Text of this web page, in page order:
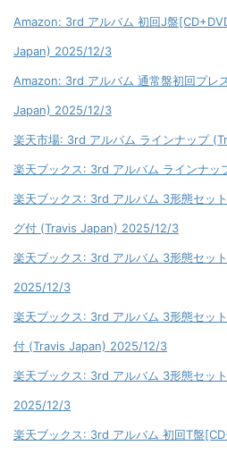
Amazon: 3rd アルバム 初回J盤
Japan) 2025/12/3
Amazon: 3rd アルバム 通常盤初回プレ
Japan) 2025/12/3
楽天市場: 3rd アルバム ラインナップ
楽天ブックス: 3rd アルバム ラインナ
楽天ブックス: 3rd アルバム 3形態セッ
グ付 (Travis Japan) 2025/12/3
楽天ブックス: 3rd アルバム 3形態セッ
2025/12/3
楽天ブックス: 3rd アルバム 3形態セッ
付 (Travis Japan) 2025/12/3
楽天ブックス: 3rd アルバム 3形態セッ
2025/12/3
楽天ブックス: 3rd アルバム 初回T盤